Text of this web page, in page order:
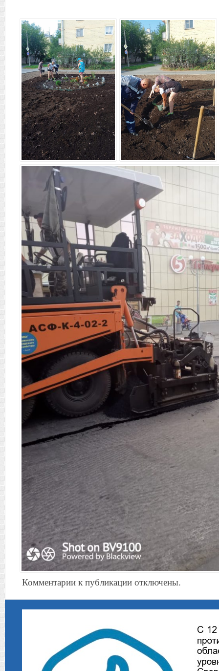
Комментарии к публикации отключены.